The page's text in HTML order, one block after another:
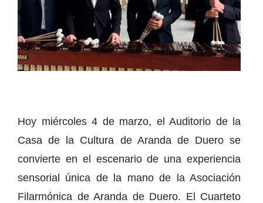
Hoy miércoles 4 de marzo, el Auditorio de la
Casa de la Cultura de Aranda de Duero se
convierte en el escenario de una experiencia
sensorial única de la mano de la Asociación
Filarmónica de Aranda de Duero. El Cuarteto